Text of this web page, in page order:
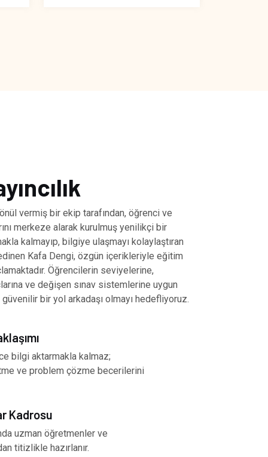
vermiş bir ekip tarafından, öğrenci ve
merkeze alarak kurulmuş yenilikçi bir
kalmayıp, bilgiye ulaşmayı kolaylaştıran
Kafa Dengi, özgün içerikleriyle eğitim
Öğrencilerin seviyelerine,
ve değişen sınav sistemlerine uygun
bir yol arkadaşı olmayı hedefliyoruz.
bilgi aktarmakla kalmaz;
ve problem çözme becerilerini
Kadrosu
uzman öğretmenler ve
titizlikle hazırlanır.